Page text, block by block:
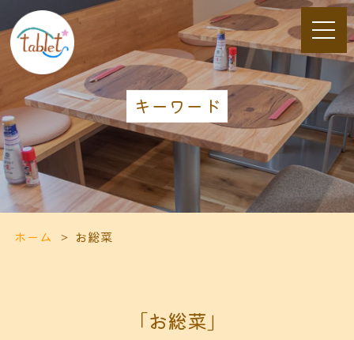
キーワード
ホーム お総菜
「お総菜」